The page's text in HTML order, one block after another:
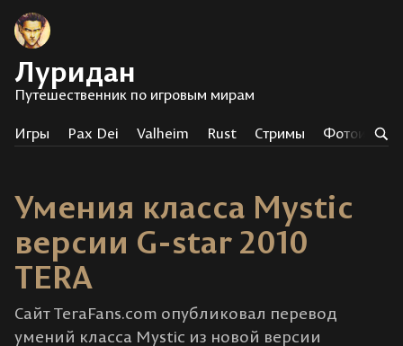
Луридан
Путешественник по игровым мирам
Игры Pax Dei Valheim Rust Стримы
Умения класса Mystic
версии G-star 2010
TERA
Сайт TeraFans.com опубликовал перевод
умений класса Mystic из новой версии